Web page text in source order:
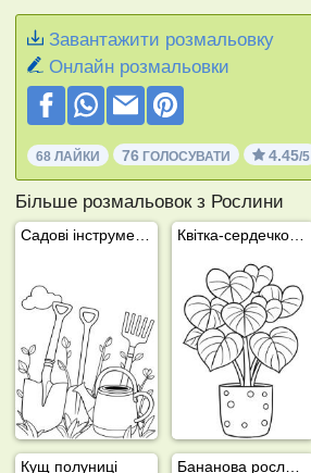
Завантажити розмальовку
Онлайн розмальовки
68 ЛАЙКИ 76 ГОЛОСУВАТИ 4.45/5
Більше розмальовок з Рослини
Кущ полуниці